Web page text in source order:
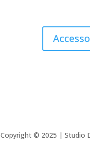
Copyright © 2025 | Studio